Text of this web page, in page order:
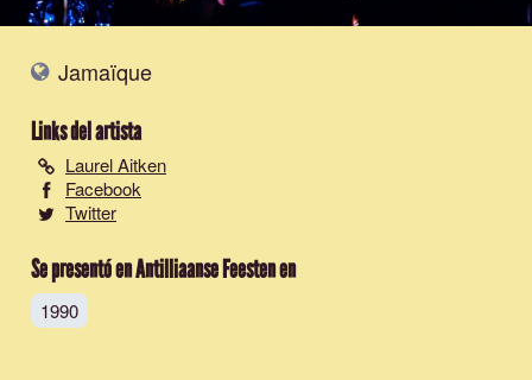
Jamaïque
Links del artista
Laurel Aitken
Facebook
Twitter
Se presentó en Antilliaanse Feesten en
1990